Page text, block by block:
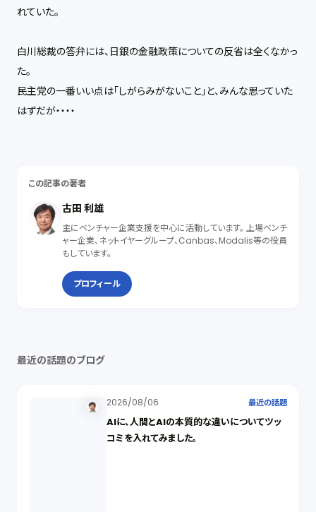
れていた。
白川総裁の答弁には、日銀の金融政策についての反省は全くなかっ
た。
民主党の一番いい点は「しがらみがないこと」と、みんな思っていた
はずだが・・・・
この記事の著者
古田 利雄
主にベンチャー企業支援を中心に活動しています。 上場ベンチ
ャー企業、ネットイヤーグループ、Canbas、Modalis等の役員
もしています。
プロフィール
最近の話題のブログ
2026/08/06 最近の話題
AIに、人間とAIの本質的な違いについてツッ
コミを入れてみました。